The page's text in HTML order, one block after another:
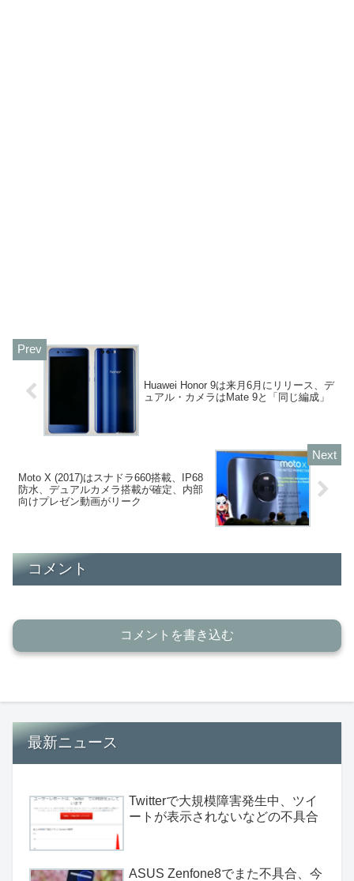
Huawei Honor 9は来月6月にリリース、デ
ュアル・カメラはMate 9と「同じ編成」
Moto X (2017)はスナドラ660搭載、IP68
防水、デュアルカメラ搭載が確定、内部
向けプレゼン動画がリーク
コメント
コメントを書き込む
最新ニュース
Twitterで大規模障害発生中、ツイ
ートが表示されないなどの不具合
ASUS Zenfone8でまた不具合、今